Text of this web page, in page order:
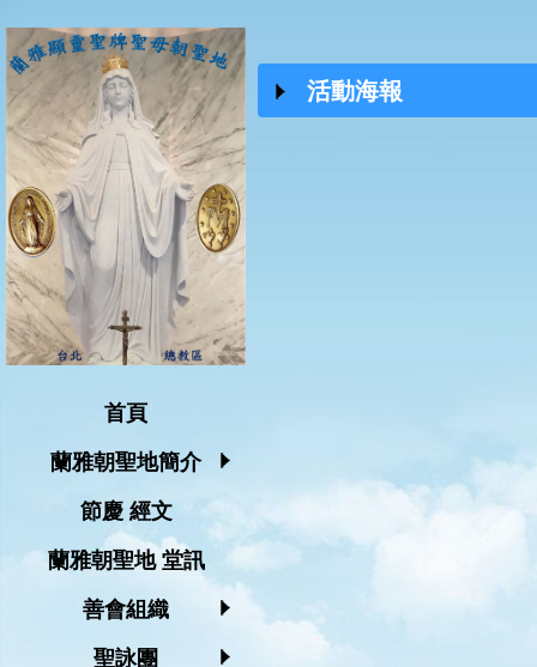
首頁
蘭雅朝聖地簡介
節慶 經文
蘭雅朝聖地 堂訊
善會組織
聖詠團
活動海報